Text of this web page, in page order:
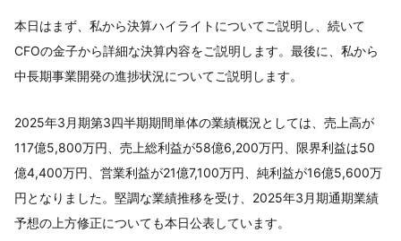
本日はまず、私から決算ハイライトについてご説明し、続いて
CFOの金子から詳細な決算内容をご説明します。最後に、私から
中長期事業開発の進捗状況についてご説明します。
2025年3月期第3四半期期間単体の業績概況としては、売上高が
117億5,800万円、売上総利益が58億6,200万円、限界利益は50
億4,400万円、営業利益が21億7,100万円、純利益が16億5,600万
円となりました。堅調な業績推移を受け、2025年3月期通期業績
予想の上方修正についても本日公表しています。